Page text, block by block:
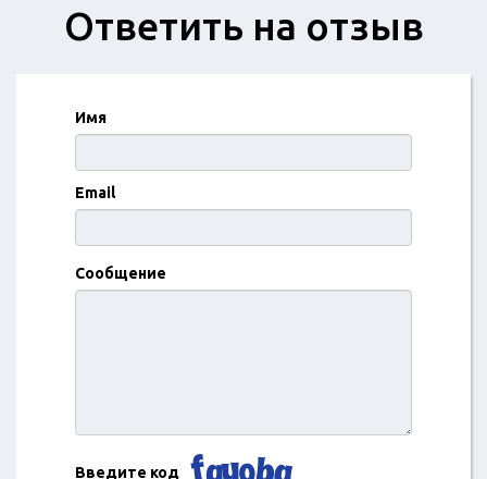
Ответить на отзыв
Имя
Email
Сообщение
Введите код